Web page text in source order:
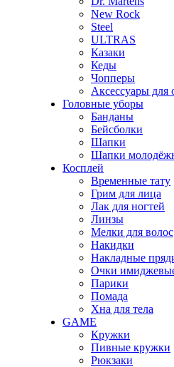
New Rock
Steel
ULTRAS
Казаки
Кеды
Чопперы
Аксессуары для
Головные уборы
Банданы
Бейсболки
Шапки
Шапки
Косплей
Временные тату
Грим для лица
Лак для ногтей
Линзы
Мелки для волос
Накидки
Накладные
Очки
Парики
Помада
Хна для тела
GAME
Кружки
Пивные кружки
Рюкзаки